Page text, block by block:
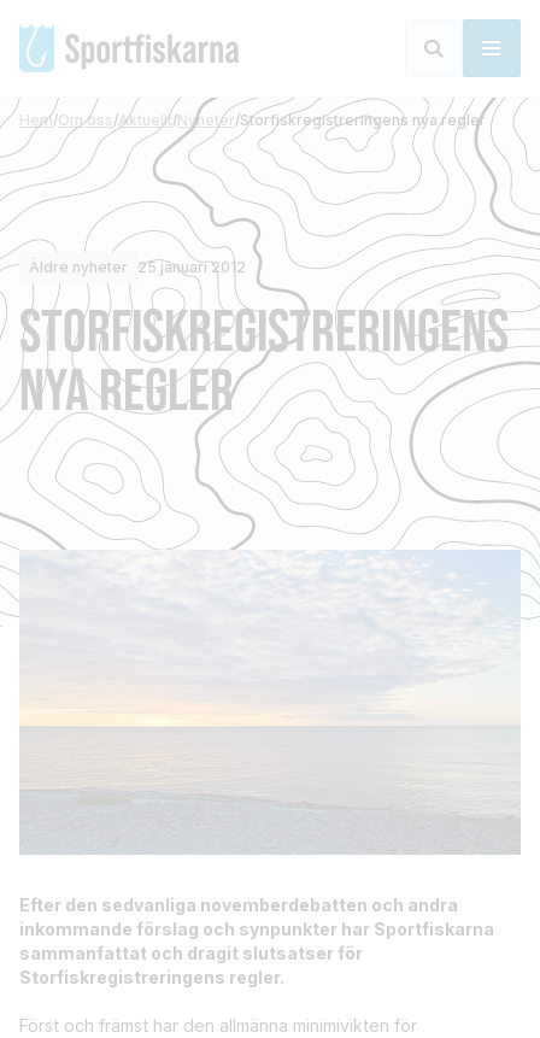
Hem/Om oss/Aktuellt/Nyheter/Storfiskregistreringens nya regler
Äldre nyheter 25 januari 2012
STORFISKREGISTRERINGENS
NYA REGLER
Efter den sedvanliga novemberdebatten och andra
inkommande förslag och synpunkter har Sportfiskarna
sammanfattat och dragit slutsatser för
Storfiskregistreringens regler.
Först och främst har den allmänna minimivikten för